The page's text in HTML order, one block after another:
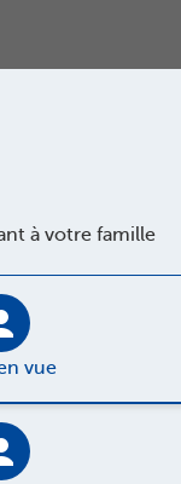
à votre famille
vue